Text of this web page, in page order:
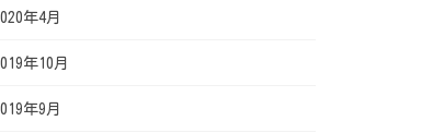
年4月
年10月
年9月